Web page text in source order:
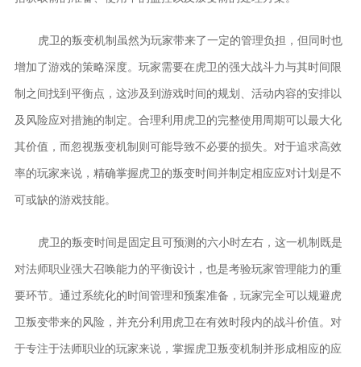
虎卫的叛变机制虽然为玩家带来了一定的管理负担，但同时也
增加了游戏的策略深度。玩家需要在虎卫的强大战斗力与其时间限
制之间找到平衡点，这涉及到游戏时间的规划、活动内容的安排以
及风险应对措施的制定。合理利用虎卫的完整使用周期可以最大化
其价值，而忽视叛变机制则可能导致不必要的损失。对于追求高效
率的玩家来说，精确掌握虎卫的叛变时间并制定相应应对计划是不
可或缺的游戏技能。
虎卫的叛变时间是固定且可预测的六小时左右，这一机制既是
对法师职业强大召唤能力的平衡设计，也是考验玩家管理能力的重
要环节。通过系统化的时间管理和预案准备，玩家完全可以规避虎
卫叛变带来的风险，并充分利用虎卫在有效时段内的战斗价值。对
于专注于法师职业的玩家来说，掌握虎卫叛变机制并形成相应的应